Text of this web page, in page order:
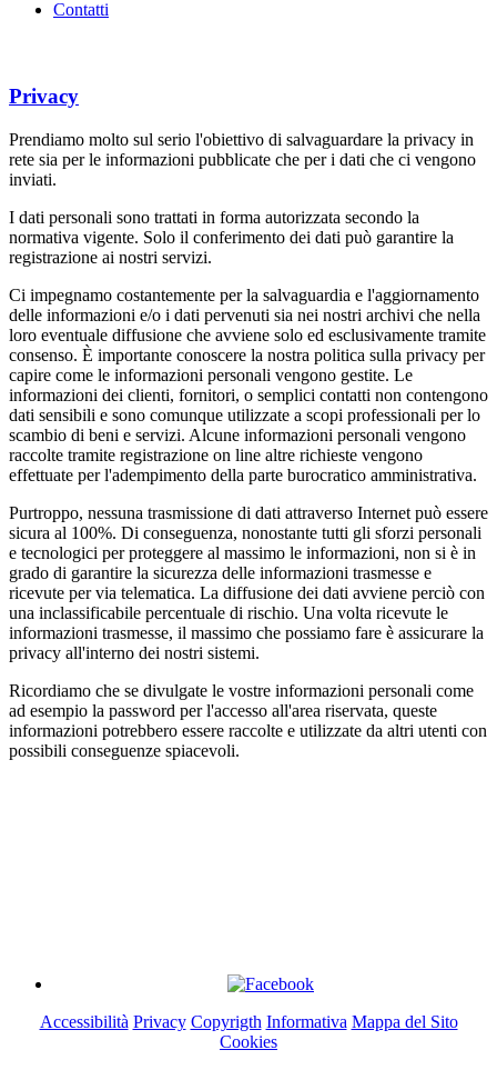
Contatti
Privacy
Prendiamo molto sul serio l'obiettivo di salvaguardare la privacy in
rete sia per le informazioni pubblicate che per i dati che ci vengono
inviati.
I dati personali sono trattati in forma autorizzata secondo la
normativa vigente. Solo il conferimento dei dati può garantire la
registrazione ai nostri servizi.
Ci impegnamo costantemente per la salvaguardia e l'aggiornamento
delle informazioni e/o i dati pervenuti sia nei nostri archivi che nella
loro eventuale diffusione che avviene solo ed esclusivamente tramite
consenso. È importante conoscere la nostra politica sulla privacy per
capire come le informazioni personali vengono gestite. Le
informazioni dei clienti, fornitori, o semplici contatti non contengono
dati sensibili e sono comunque utilizzate a scopi professionali per lo
scambio di beni e servizi. Alcune informazioni personali vengono
raccolte tramite registrazione on line altre richieste vengono
effettuate per l'adempimento della parte burocratico amministrativa.
Purtroppo, nessuna trasmissione di dati attraverso Internet può essere
sicura al 100%. Di conseguenza, nonostante tutti gli sforzi personali
e tecnologici per proteggere al massimo le informazioni, non si è in
grado di garantire la sicurezza delle informazioni trasmesse e
ricevute per via telematica. La diffusione dei dati avviene perciò con
una inclassificabile percentuale di rischio. Una volta ricevute le
informazioni trasmesse, il massimo che possiamo fare è assicurare la
privacy all'interno dei nostri sistemi.
Ricordiamo che se divulgate le vostre informazioni personali come
ad esempio la password per l'accesso all'area riservata, queste
informazioni potrebbero essere raccolte e utilizzate da altri utenti con
possibili conseguenze spiacevoli.
Accessibilità Privacy Copyrigth Informativa Mappa del Sito
Cookies